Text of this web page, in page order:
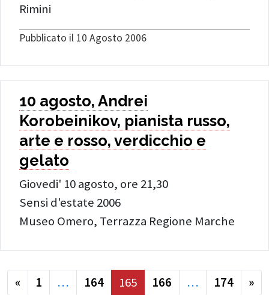
Rimini
Pubblicato il 10 Agosto 2006
10 agosto, Andrei
Korobeinikov, pianista russo,
arte e rosso, verdicchio e
gelato
Giovedi' 10 agosto, ore 21,30
Sensi d'estate 2006
Museo Omero, Terrazza Regione Marche
precedente
« 1 … 164 165 166 … 174 »